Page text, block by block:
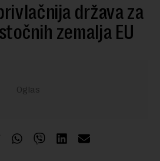
država za
zemalja EU